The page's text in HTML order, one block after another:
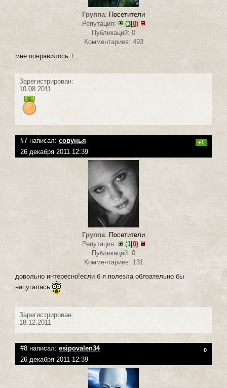
Группа: Посетители
Репутация:
(3|0)
Публикаций: 0
Комментариев: 493
мне понравилось +
Зарегистрирован:
10.08.2011
#7 написал: совунья +1
26 декабря 2011 12:39
Группа: Посетители
Репутация:
(1| 0)
Публикаций: 0
Комментариев: 131
довольно интересно!если б я полезла обязательно бы
напугалась
Зарегистрирован:
18.12.2011
#8 написал: esipovalen34 0
26 декабря 2011 12:39